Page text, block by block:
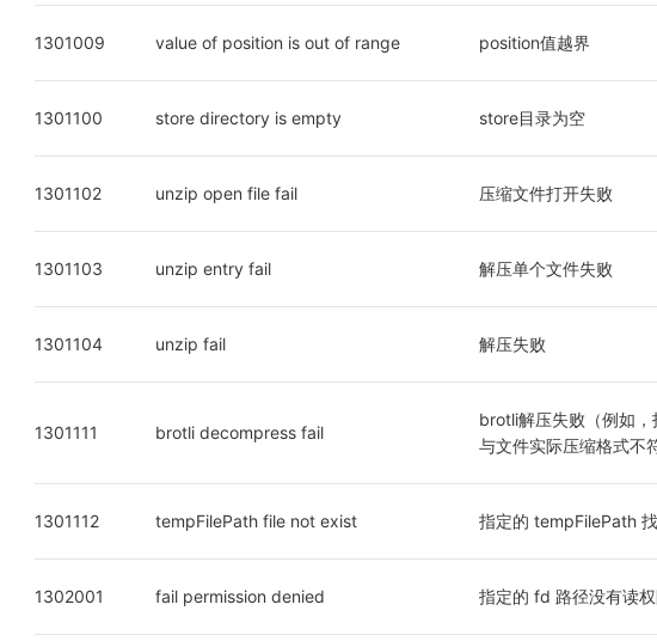
1301009 value of position is out of range position值越界
1301100 store directory is empty store目录为空
1301102 unzip open file fail 压缩文件打开失败
1301103 unzip entry fail 解压单个文件失败
1301104 unzip fail 解压失败
1301111 brotli decompress fail
brotli解压失败（例如
与文件实际压缩格式不符
1301112 tempFilePath file not exist 指定的 tempFilePath
1302001 fail permission denied 指定的 fd 路径没有读